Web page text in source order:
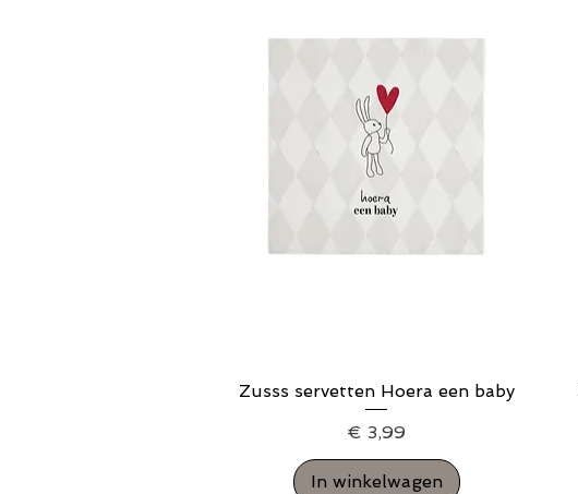
Snel overzicht
Zusss servetten Hoera een baby
Prijs
€ 3,99
In winkelwagen